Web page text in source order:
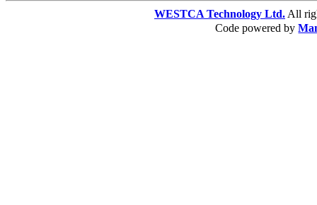
WESTCA Technology Ltd. All
Code powered by